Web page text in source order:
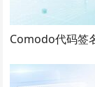
Comodo代码签